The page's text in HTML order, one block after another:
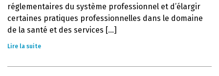
réglementaires du système professionnel et d’élargir
certaines pratiques professionnelles dans le domaine
de la santé et des services [...]
Lire la suite